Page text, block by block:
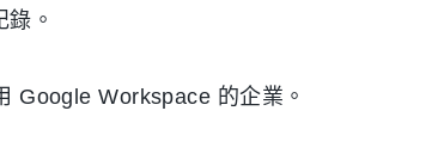
。
Google Workspace 的企業。